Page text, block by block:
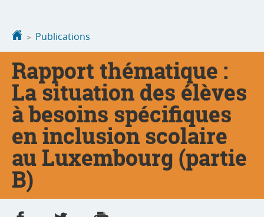
Accueil
Publications
Rapport thématique :
La situation des élèves
à besoins spécifiques
en inclusion scolaire
au Luxembourg (partie
B)